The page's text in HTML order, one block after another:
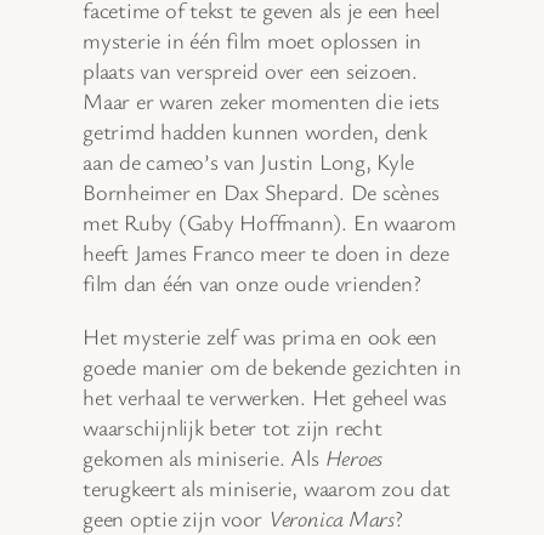
facetime of tekst te geven als je een heel
mysterie in één film moet oplossen in
plaats van verspreid over een seizoen.
Maar er waren zeker momenten die iets
getrimd hadden kunnen worden, denk
aan de cameo’s van Justin Long, Kyle
Bornheimer en Dax Shepard. De scènes
met Ruby (Gaby Hoffmann). En waarom
heeft James Franco meer te doen in deze
film dan één van onze oude vrienden?
Het mysterie zelf was prima en ook een
goede manier om de bekende gezichten in
het verhaal te verwerken. Het geheel was
waarschijnlijk beter tot zijn recht
gekomen als miniserie. Als Heroes
terugkeert als miniserie, waarom zou dat
geen optie zijn voor Veronica Mars?